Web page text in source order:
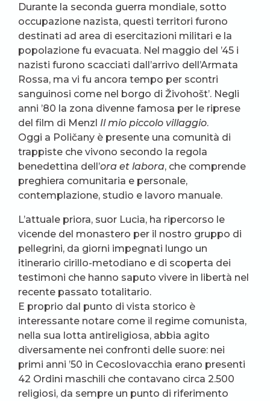
Durante la seconda guerra mondiale, sotto
occupazione nazista, questi territori furono
destinati ad area di esercitazioni militari e la
popolazione fu evacuata. Nel maggio del ’45 i
nazisti furono scacciati dall’arrivo dell’Armata
Rossa, ma vi fu ancora tempo per scontri
sanguinosi come nel borgo di Živohošt’. Negli
anni ’80 la zona divenne famosa per le riprese
del film di Menzl Il mio piccolo villaggio.
Oggi a Poličany è presente una comunità di
trappiste che vivono secondo la regola
benedettina dell’ora et labora, che comprende
preghiera comunitaria e personale,
contemplazione, studio e lavoro manuale.
L’attuale priora, suor Lucia, ha ripercorso le
vicende del monastero per il nostro gruppo di
pellegrini, da giorni impegnati lungo un
itinerario cirillo-metodiano e di scoperta dei
testimoni che hanno saputo vivere in libertà nel
recente passato totalitario.
E proprio dal punto di vista storico è
interessante notare come il regime comunista,
nella sua lotta antireligiosa, abbia agito
diversamente nei confronti delle suore: nei
primi anni ’50 in Cecoslovacchia erano presenti
42 Ordini maschili che contavano circa 2.500
religiosi, da sempre un punto di riferimento